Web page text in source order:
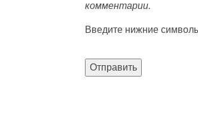
комментарии.
Введите нижние
Отправить